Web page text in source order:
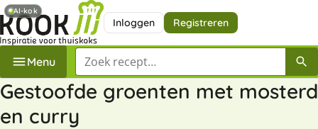
Inloggen Registreren
Menu Zoek een recept
Gestoofde groenten met mosterd
en curry
AI-kok